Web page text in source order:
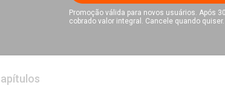
Promoção válida para novos usuários. Após
cobrado valor integral. Cancele quando quiser.